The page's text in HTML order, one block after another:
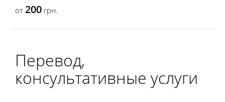
от 200 грн.
Перевод,
консультативные услуги